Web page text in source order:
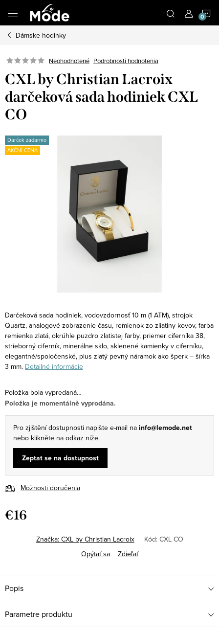
obsah
Dámske hodinky
Neohodnotené Podrobnosti hodnotenia
CXL by Christian Lacroix
darčeková sada hodiniek CXL
CO
Darček zadarmo
AKČNÍ CENA
Darčeková sada hodiniek, vodovzdornosť 10 m (1 ATM), strojok
Quartz, analogové zobrazenie času, remienok zo zliatiny kovov, farba
remienka zlatá, okrúhle puzdro zlatistej farby, priemer ciferníka 38,
strieborný ciferník, minerálne sklo, sklenené kamienky v ciferníku,
elegantné/spoločenské, plus zlatý pevný náramok ako šperk – šírka
3 mm. Detailné informácie
Položka bola vypredaná…
Položka je momentálně vyprodána.
Pro zjištění dostupnosti napište e-mail na info@lemode.net
nebo klikněte na odkaz níže.
Zeptat se na dostupnost
Možnosti doručenia
€16
Značka: CXL by Christian Lacroix Kód: CXL CO
Opýtať sa
Zdieľať
Popis
Parametre produktu